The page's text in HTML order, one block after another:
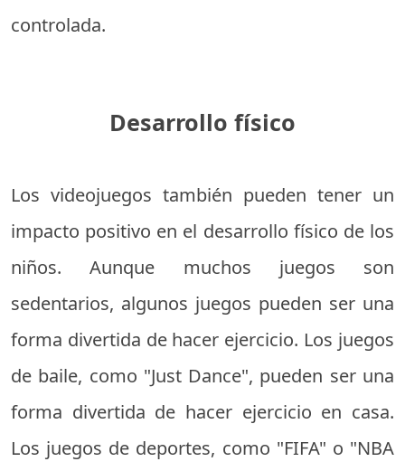
controlada.
Desarrollo físico
Los videojuegos también pueden tener un
impacto positivo en el desarrollo físico de los
niños. Aunque muchos juegos son
sedentarios, algunos juegos pueden ser una
forma divertida de hacer ejercicio. Los juegos
de baile, como "Just Dance", pueden ser una
forma divertida de hacer ejercicio en casa.
Los juegos de deportes, como "FIFA" o "NBA